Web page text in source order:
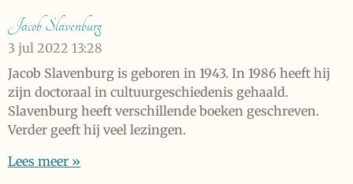
Jacob Slavenburg
3 jul 2022 13:28
Jacob Slavenburg is geboren in 1943. In 1986 heeft hij
zijn doctoraal in cultuurgeschiedenis gehaald.
Slavenburg heeft verschillende boeken geschreven.
Verder geeft hij veel lezingen.
Lees meer »